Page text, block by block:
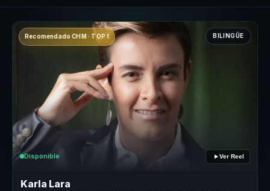
Recomendado CHM · TOP 1 BILINGÜE
Disponible Ver Reel
Karla Lara